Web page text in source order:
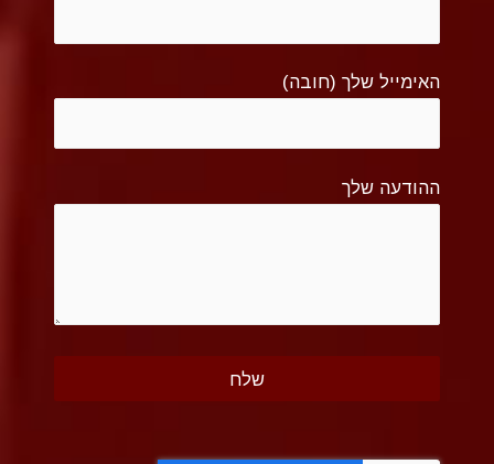
האימייל שלך (חובה)
ההודעה שלך